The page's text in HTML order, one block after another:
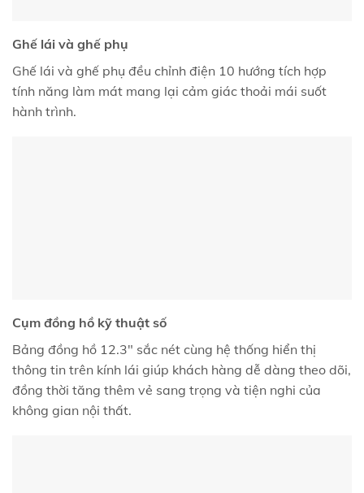
Ghế lái và ghế phụ
Ghế lái và ghế phụ đều chỉnh điện 10 hướng tích hợp
tính năng làm mát mang lại cảm giác thoải mái suốt
hành trình.
Cụm đồng hồ kỹ thuật số
Bảng đồng hồ 12.3" sắc nét cùng hệ thống hiển thị
thông tin trên kính lái giúp khách hàng dễ dàng theo dõi,
đồng thời tăng thêm vẻ sang trọng và tiện nghi của
không gian nội thất.